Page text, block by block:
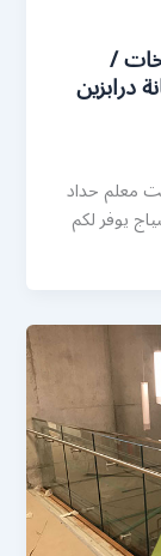
/
درابزين
معلم حداد
يوفر لكم